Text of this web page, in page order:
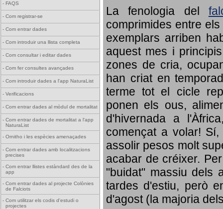
- FAQS
- Com registrar-se
- Com entrar dades
- Com introduir una llista completa
- Com consultar i editar dades
- Com fer consultes avançades
- Com introduir dades a l'app NaturaList
- Verificacions
- Com entrar dades al mòdul de mortalitat
- Com entrar dades de mortalitat a l'app
NaturaList
- Ornitho i les espècies amenaçades
- Com entrar dades amb localitzacions
precises
- Com entrar llistes estàndard des de la
app
- Com entrar dades al projecte Colònies
de Falciots
- Com utilitzar els codis d'estudi o
projectes
La fenologia del
comprimides entre
exemplars arriben
aquest mes i
zones de cria,
han criat en
terme tot el cicle
ponen els ous,
d'hivernada a
començat a volar!
assolir pesos molt
acabar de créixer.
"buidat" massiu dels
tardes d'estiu, però
d'agost (la majoria